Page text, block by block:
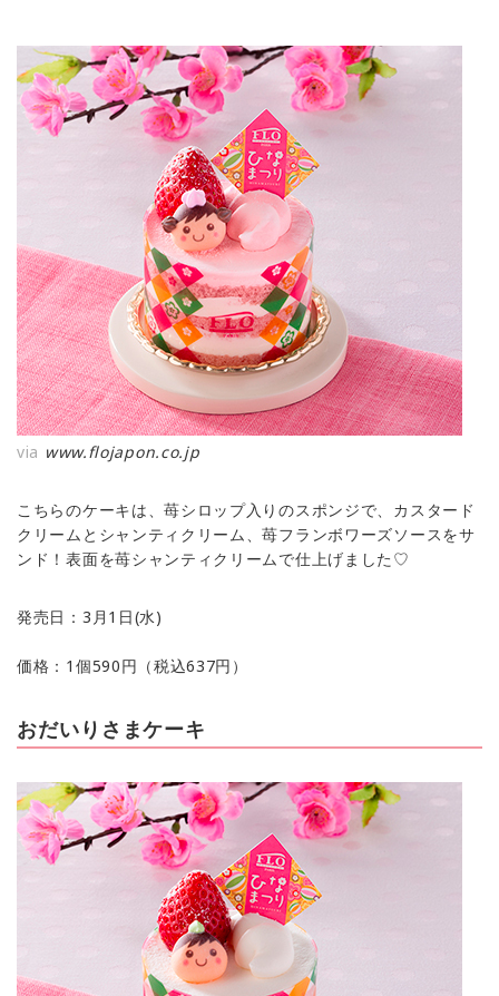
via www.flojapon.co.jp
こちらのケーキは、苺シロップ入りのスポンジで、カスタード
クリームとシャンティクリーム、苺フランボワーズソースをサ
ンド！表面を苺シャンティクリームで仕上げました♡
発売日：3月1日(水)
価格：1個590円（税込637円）
おだいりさまケーキ